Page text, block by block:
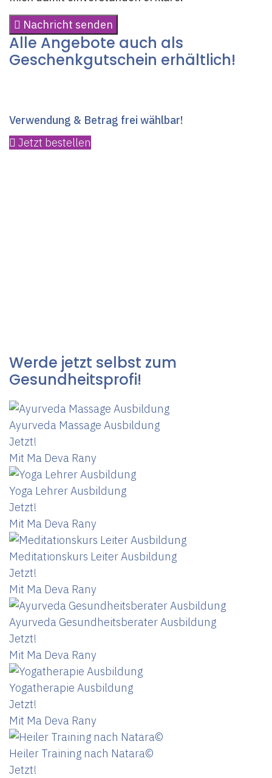
Nachricht senden
Alle Angebote auch als
Geschenkgutschein erhältlich!
Verwendung & Betrag frei wählbar!
Jetzt bestellen
Werde jetzt selbst zum
Gesundheitsprofi!
Ayurveda Massage Ausbildung
Jetzt!
Mit Ma Deva Rany
Yoga Lehrer Ausbildung
Jetzt!
Mit Ma Deva Rany
Meditationskurs Leiter Ausbildung
Jetzt!
Mit Ma Deva Rany
Ayurveda Gesundheitsberater Ausbildung
Jetzt!
Mit Ma Deva Rany
Yogatherapie Ausbildung
Jetzt!
Mit Ma Deva Rany
Heiler Training nach Natara©
Jetzt!